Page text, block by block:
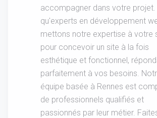
accompagner dans votre projet.
qu'experts en développement
mettons notre expertise à votre
pour concevoir un site à la fois
esthétique et fonctionnel,
parfaitement à vos besoins.
équipe basée à Rennes est
de professionnels qualifiés et
passionnés par leur métier.